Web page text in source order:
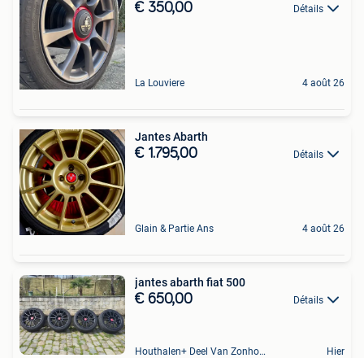
€ 350,00 Détails
La Louviere 4 août 26
Jantes Abarth
€ 1.795,00 Détails
Glain & Partie Ans 4 août 26
jantes abarth fiat 500
€ 650,00 Détails
Houthalen+ Deel Van Zonhoven En Zolder Hier